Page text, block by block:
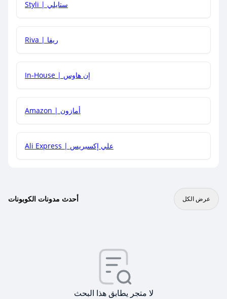
هل يمكنني جمع كود خصم مع العروض الأخرى؟
Styli | ستايلي
Riva | ريفا
In-House | إن هاوس
Amazon | أمازون
Ali Express | علي إكسبريس
أحدث مدونات الكوبونات عرض الكل
لا متجر يطابق هذا البحث